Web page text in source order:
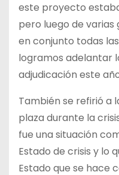
este proyecto
pero luego de varias
en conjunto todas
logramos adelantar
adjudicación este
También se refirió a
plaza durante la
fue una situación
Estado de crisis y lo
Estado que se hace